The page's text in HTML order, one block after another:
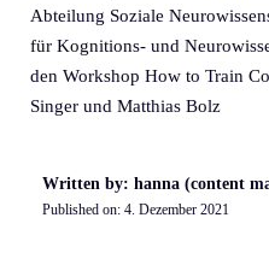
Abteilung Soziale
für Kognitions- und
den Workshop How to Train
Singer und Matthias Bolz
Written by: hanna (content
Published on: 4. Dezember 2021